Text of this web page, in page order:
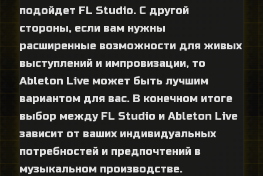
подойдет FL Studio. С другой
стороны, если вам нужны
расширенные возможности для живых
выступлений и импровизации, то
Ableton Live может быть лучшим
вариантом для вас. В конечном итоге
выбор между FL Studio и Ableton Live
зависит от ваших индивидуальных
потребностей и предпочтений в
музыкальном производстве.